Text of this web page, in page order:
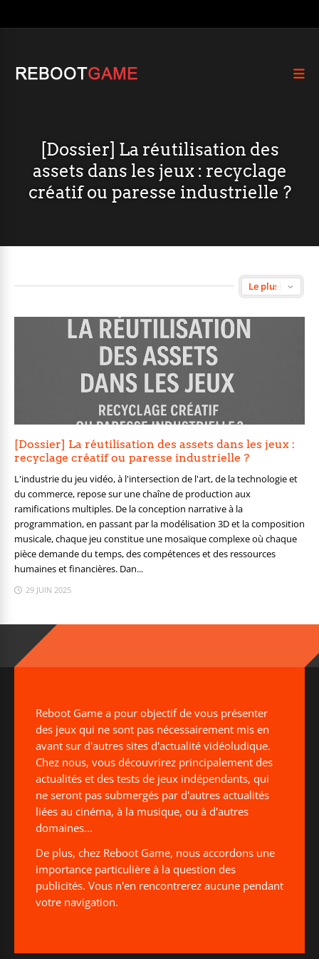
[Dossier] La réutilisation des
assets dans les jeux : recyclage
créatif ou paresse industrielle ?
[Dossier] La réutilisation des assets dans les jeux :
recyclage créatif ou paresse industrielle ?
L'industrie du jeu vidéo, à l'intersection de l'art, de la technologie et
du commerce, repose sur une chaîne de production aux
ramifications multiples. De la conception narrative à la
programmation, en passant par la modélisation 3D et la composition
musicale, chaque jeu constitue une mosaïque complexe où chaque
pièce demande du temps, des compétences et des ressources
humaines et financières. Dan...
29 JUIN 2025
Reboot Game a pour objectif de vous présenter
des jeux qui ne sont pas nécessairement mis en
avant sur d'autres sites d'actualité vidéoludique.
Chez nous, vous découvrirez principalement des
actualités et des tests de jeux indépendants, qui
ne seront pas submergés par d'autres actualités
liées au cinéma, à la musique, ou à d'autres
domaines...
De plus, chez Reboot Game, nous accordons une
importance particulière à la question des
publicités. Vous n'en rencontrerez aucune pendant
votre navigation.